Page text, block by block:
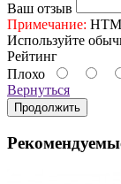
Ваш отзыв
Примечание:
Используйте
Рейтинг
Плохо
Вернуться
Продолжить